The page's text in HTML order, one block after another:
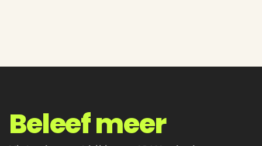
Beleef meer